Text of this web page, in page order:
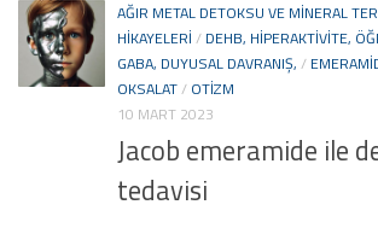
AĞIR METAL DETOKSU VE MINERAL
HIKAYELERI / DEHB, HIPERAKTIVITE,
GABA, DUYUSAL DAVRANIŞ, /
OKSALAT/ OTIZM
10 MART 2023
Jacob emeramide ile
tedavisi